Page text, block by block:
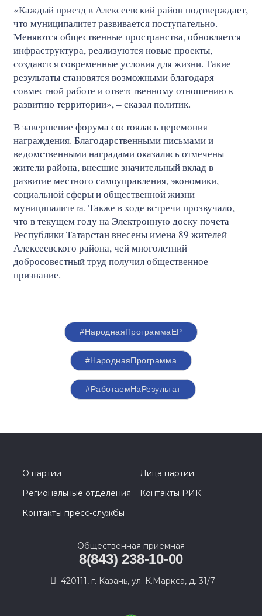
«Каждый приезд в Алексеевский район подтверждает,
что муниципалитет развивается поступательно.
Меняются общественные пространства, обновляется
инфраструктура, реализуются новые проекты,
создаются современные условия для жизни. Такие
результаты становятся возможными благодаря
совместной работе и ответственному отношению к
развитию территории», – сказал политик.
В завершение форума состоялась церемония
награждения. Благодарственными письмами и
ведомственными наградами оказались отмечены
жители района, внесшие значительный вклад в
развитие местного самоуправления, экономики,
социальной сферы и общественной жизни
муниципалитета. Также в ходе встречи прозвучало,
что в текущем году на Электронную доску почета
Республики Татарстан внесены имена 89 жителей
Алексеевского района, чей многолетний
добросовестный труд получил общественное
признание.
#НароднаяПрограммаЕР
#НароднаяПрограмма
#РаботаемНаРезультат
О партии
Лица партии
Региональные отделения
Контакты РИК
Контакты пресс-службы
Общественная приемная
8(843) 238-10-00
420111, г. Казань, ул. К.Маркса, д. 31/7